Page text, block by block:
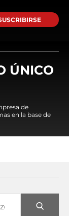
ÚNICO
de
en la base de